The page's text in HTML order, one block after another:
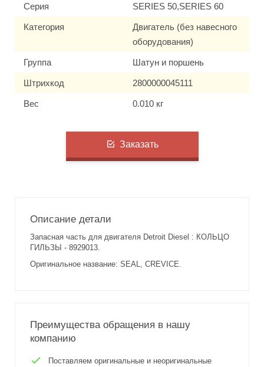
Серия SERIES 50,SERIES 60
Категория
Двигатель (без навесного
оборудования)
Группа Шатун и поршень
Штрихкод 2800000045111
Вес 0.010 кг
Заказать
Описание детали
Запасная часть для двигателя Detroit Diesel : КОЛЬЦО
ГИЛЬЗЫ - 8929013.
Оригинальное название: SEAL, CREVICE.
Преимущества обращения в нашу
компанию
Поставляем оригинальные и неоригинальные